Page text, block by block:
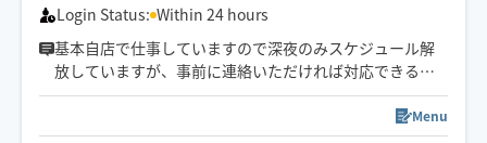
Login Status: Within 24 hours
基本自店で仕事していますので深夜のみスケジュール解
放していますが、事前に連絡いただければ対応できる日
もあります
Menu